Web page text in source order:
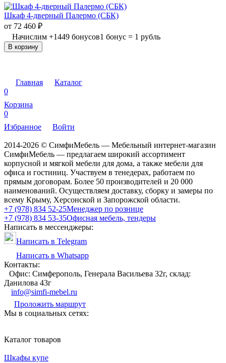
Шкаф 4-дверный Палермо (СБК)
от 72 460 ₽
Начислим +1449 бонусов1 бонус = 1 рубль
В корзину
Главная
Каталог
0
Корзина
0
Избранное
Войти
2014-2026 © СимфиМебель — Мебельный интернет-магазин
СимфиМебель — предлагаем широкий ассортимент
корпусной и мягкой мебели для дома, а также мебели для
офиса и гостиниц. Участвуем в тенедерах, работаем по
прямым договорам. Более 50 производителей и 20 000
наименований. Осуществляем доставку, сборку и замеры по
всему Крыму, Херсонской и Запорожской области.
+7 (978) 834 52-25Менеджер по рознице
+7 (978) 834 53-35Офисная мебель, тендеры
Написать в мессенджеры:
Написать в Telegram
Написать в Whatsapp
Контакты:
Офис: Симферополь, Генерала Васильева 32г, склад:
Данилова 43г
info@simfi-mebel.ru
Проложить маршрут
Мы в социальных сетях:
Каталог товаров
Шкафы купе